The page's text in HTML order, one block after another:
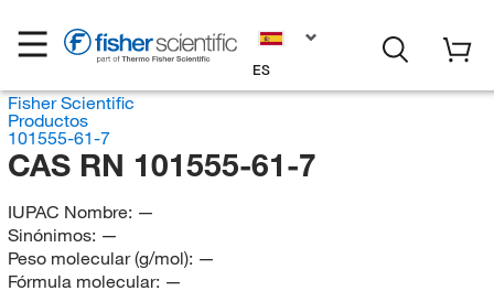
ES
Fisher Scientific
Productos
101555-61-7
CAS RN 101555-61-7
IUPAC Nombre: —
Sinónimos: —
Peso molecular (g/mol): —
Fórmula molecular: —